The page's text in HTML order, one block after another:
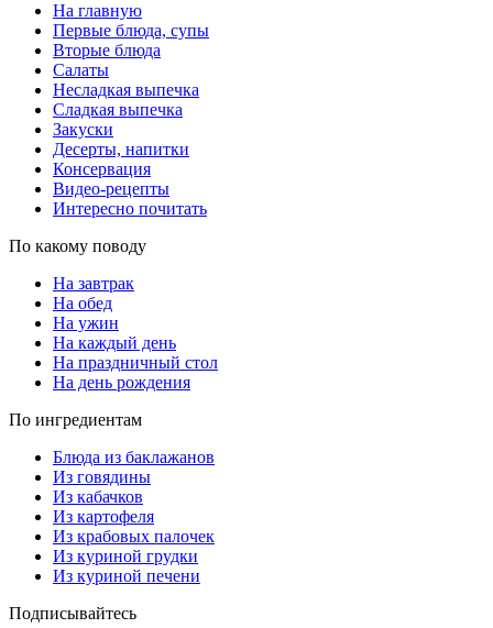
На главную
Первые блюда, супы
Вторые блюда
Салаты
Несладкая выпечка
Сладкая выпечка
Закуски
Десерты, напитки
Консервация
Видео-рецепты
Интересно почитать
По какому поводу
На завтрак
На обед
На ужин
На каждый день
На праздничный стол
На день рождения
По ингредиентам
Блюда из баклажанов
Из говядины
Из кабачков
Из картофеля
Из крабовых палочек
Из куриной грудки
Из куриной печени
Подписывайтесь